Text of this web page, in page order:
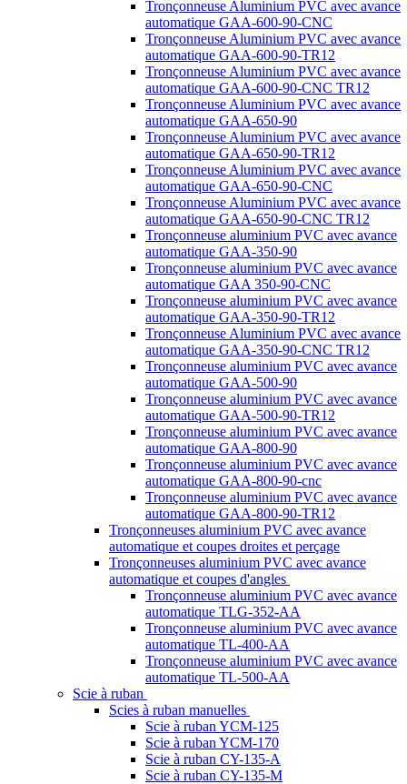
Tronçonneuse Aluminium PVC avec avance
automatique GAA-600-90-CNC
Tronçonneuse Aluminium PVC avec avance
automatique GAA-600-90-TR12
Tronçonneuse Aluminium PVC avec avance
automatique GAA-600-90-CNC TR12
Tronçonneuse Aluminium PVC avec avance
automatique GAA-650-90
Tronçonneuse Aluminium PVC avec avance
automatique GAA-650-90-TR12
Tronçonneuse Aluminium PVC avec avance
automatique GAA-650-90-CNC
Tronçonneuse Aluminium PVC avec avance
automatique GAA-650-90-CNC TR12
Tronçonneuse aluminium PVC avec avance
automatique GAA-350-90
Tronçonneuse aluminium PVC avec avance
automatique GAA 350-90-CNC
Tronçonneuse aluminium PVC avec avance
automatique GAA-350-90-TR12
Tronçonneuse Aluminium PVC avec avance
automatique GAA-350-90-CNC TR12
Tronçonneuse aluminium PVC avec avance
automatique GAA-500-90
Tronçonneuse aluminium PVC avec avance
automatique GAA-500-90-TR12
Tronçonneuse aluminium PVC avec avance
automatique GAA-800-90
Tronçonneuse aluminium PVC avec avance
automatique GAA-800-90-cnc
Tronçonneuse aluminium PVC avec avance
automatique GAA-800-90-TR12
Tronçonneuses aluminium PVC avec avance
automatique et coupes droites et perçage
Tronçonneuses aluminium PVC avec avance
automatique et coupes d'angles
Tronçonneuse aluminium PVC avec avance
automatique TLG-352-AA
Tronçonneuse aluminium PVC avec avance
automatique TL-400-AA
Tronçonneuse aluminium PVC avec avance
automatique TL-500-AA
Scie à ruban
Scies à ruban manuelles
Scie à ruban YCM-125
Scie à ruban YCM-170
Scie à ruban CY-135-A
Scie à ruban CY-135-M